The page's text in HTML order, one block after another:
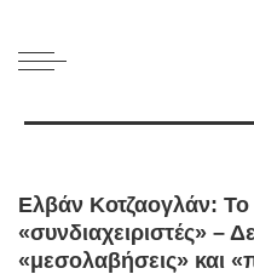
Ελβάν Κοτζαογλάν:
«συνδιαχειριστές» –
«μεσολαβήσεις» και